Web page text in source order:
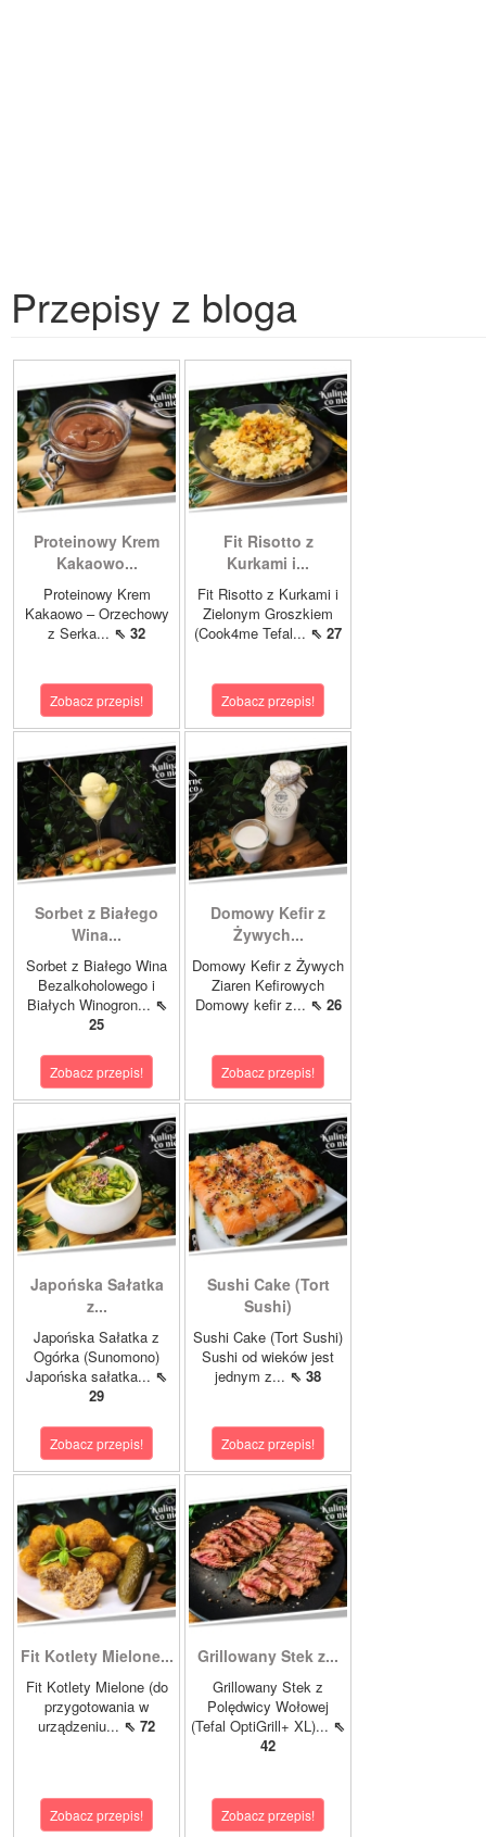
Przepisy z bloga
Proteinowy Krem
Kakaowo...
Proteinowy Krem
Kakaowo – Orzechowy
z Serka... ⇖ 32
Zobacz przepis!
Fit Risotto z
Kurkami i...
Fit Risotto z Kurkami i
Zielonym Groszkiem
(Cook4me Tefal... ⇖ 27
Zobacz przepis!
Sorbet z Białego
Wina...
Sorbet z Białego Wina
Bezalkoholowego i
Białych Winogron... ⇖
25
Zobacz przepis!
Domowy Kefir z
Żywych...
Domowy Kefir z Żywych
Ziaren Kefirowych
Domowy kefir z... ⇖ 26
Zobacz przepis!
Japońska Sałatka
z...
Japońska Sałatka z
Ogórka (Sunomono)
Japońska sałatka... ⇖
29
Zobacz przepis!
Sushi Cake (Tort
Sushi)
Sushi Cake (Tort Sushi)
Sushi od wieków jest
jednym z... ⇖ 38
Zobacz przepis!
Fit Kotlety Mielone...
Fit Kotlety Mielone (do
przygotowania w
urządzeniu... ⇖ 72
Zobacz przepis!
Grillowany Stek z...
Grillowany Stek z
Polędwicy Wołowej
(Tefal OptiGrill+ XL)... ⇖
42
Zobacz przepis!